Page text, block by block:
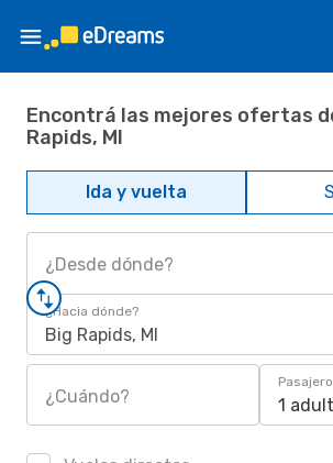
Encontrá las mejores ofertas
Rapids, MI
Ida y vuelta
¿Desde dónde?
¿Hacia dónde?
Big Rapids, MI
¿Cuándo? 1